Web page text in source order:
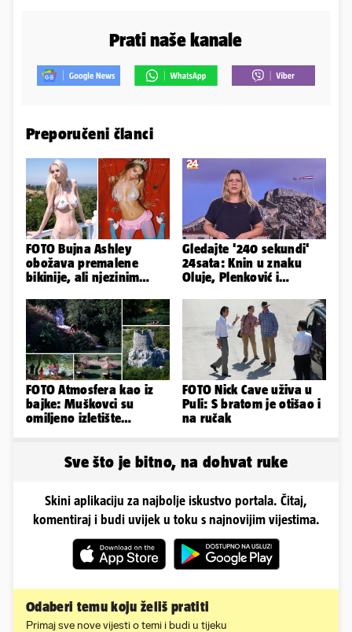
Prati naše kanale
Preporučeni članci
FOTO Bujna Ashley
obožava premalene
bikinije, ali njezinim
smeta
Gledajte '240 sekundi'
24sata: Knin u znaku
Oluje, Plenković i
FOTO Atmosfera kao iz
bajke: Muškovci su
omiljeno izletište
FOTO Nick Cave uživa u
Puli: S bratom je otišao i
na ručak
Sve što je bitno, na dohvat ruke
Skini aplikaciju za najbolje iskustvo portala. Čitaj,
komentiraj i budi uvijek u toku s najnovijim vijestima.
Odaberi temu koju želiš pratiti
Primaj sve nove vijesti o temi i budi u tijeku